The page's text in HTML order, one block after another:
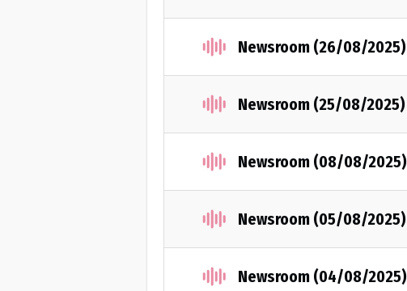
Newsroom (26/08/2025)
Newsroom (25/08/2025)
Newsroom (08/08/2025)
Newsroom (05/08/2025)
Newsroom (04/08/2025)